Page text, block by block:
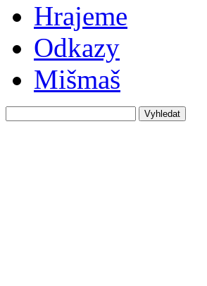
Hrajeme
Odkazy
Mišmaš